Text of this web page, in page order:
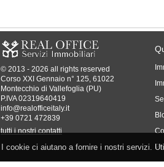
© 2013 - 2026 all rights reserved
Corso XXI Gennaio n° 125, 61022
Montecchio di Vallefoglia (PU)
P.IVA 02319640419
info@realofficeitaly.it
+39 0721 472839
tutti i nostri contatti
I cookie ci aiutano a fornire i nostri servizi.